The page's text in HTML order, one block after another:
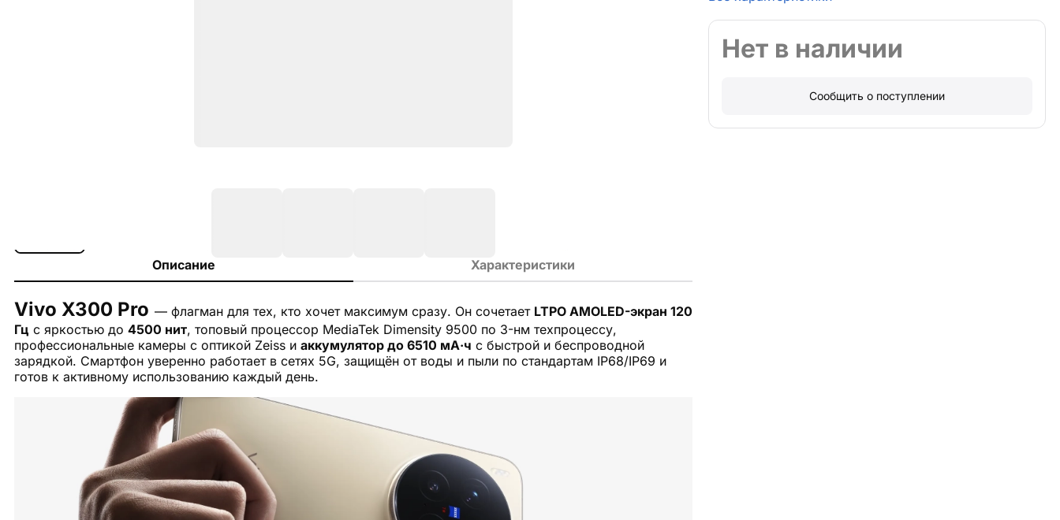
Описание Характеристики
Vivo X300 Pro — флагман для тех, кто хочет максимум сразу. Он сочетает LTPO AMOLED-экран 120
Гц с яркостью до 4500 нит, топовый процессор MediaTek Dimensity 9500 по 3-нм техпроцессу,
профессиональные камеры с оптикой Zeiss и аккумулятор до 6510 мА·ч с быстрой и беспроводной
зарядкой. Смартфон уверенно работает в сетях 5G, защищён от воды и пыли по стандартам IP68/IP69 и
готов к активному использованию каждый день.
Нет в наличии
Сообщить о поступлении